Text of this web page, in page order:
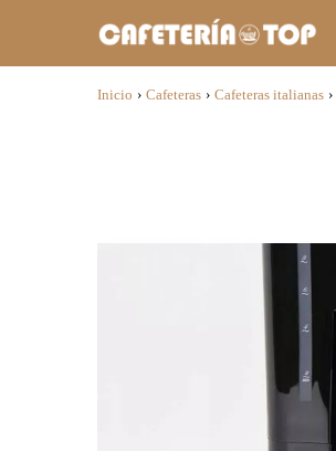
Inicio › Cafeteras › Cafeteras italianas ›